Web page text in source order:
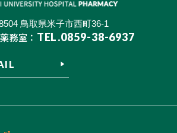
鳥取県米子市西町36-1
務室： TEL.0859-38-6937